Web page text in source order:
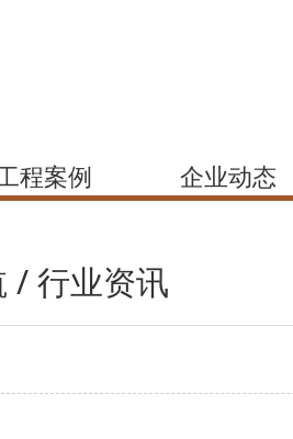
程案例 企业动态
/ 行业资讯